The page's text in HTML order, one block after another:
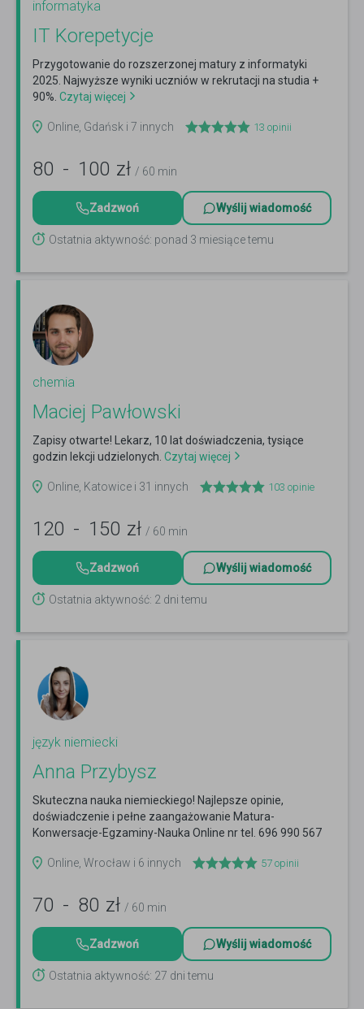
informatyka
IT Korepetycje
Przygotowanie do rozszerzonej matury z informatyki
2025. Najwyższe wyniki uczniów w rekrutacji na studia +
90%. Czytaj więcej
Online, Gdańsk i 7 innych 13 opinii
80 - 100 zł / 60 min
Zadzwoń Wyślij wiadomość
Ostatnia aktywność: ponad 3 miesiące temu
chemia
Maciej Pawłowski
Zapisy otwarte! Lekarz, 10 lat doświadczenia, tysiące
godzin lekcji udzielonych. Czytaj więcej
Online, Katowice i 31 innych 103 opinie
120 - 150 zł / 60 min
Zadzwoń Wyślij wiadomość
Ostatnia aktywność: 2 dni temu
język niemiecki
Anna Przybysz
Skuteczna nauka niemieckiego! Najlepsze opinie,
doświadczenie i pełne zaangażowanie Matura-
Konwersacje-Egzaminy-Nauka Online nr tel. 696 990 567
Online, Wrocław i 6 innych
57 opinii
70 - 80 zł / 60 min
Zadzwoń Wyślij wiadomość
Ostatnia aktywność: 27 dni temu